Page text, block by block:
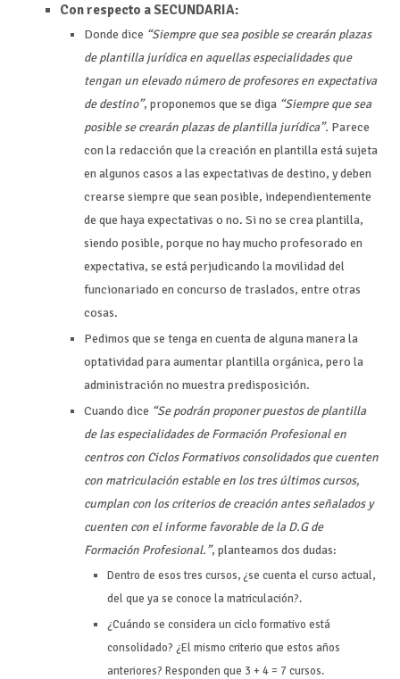
Con respecto a SECUNDARIA:
Donde dice “Siempre que sea posible se crearán plazas
de plantilla jurídica en aquellas especialidades que
tengan un elevado número de profesores en expectativa
de destino”, proponemos que se diga “Siempre que sea
posible se crearán plazas de plantilla jurídica”. Parece
con la redacción que la creación en plantilla está sujeta
en algunos casos a las expectativas de destino, y deben
crearse siempre que sean posible, independientemente
de que haya expectativas o no. Si no se crea plantilla,
siendo posible, porque no hay mucho profesorado en
expectativa, se está perjudicando la movilidad del
funcionariado en concurso de traslados, entre otras
cosas.
Pedimos que se tenga en cuenta de alguna manera la
optatividad para aumentar plantilla orgánica, pero la
administración no muestra predisposición.
Cuando dice “Se podrán proponer puestos de plantilla
de las especialidades de Formación Profesional en
centros con Ciclos Formativos consolidados que cuenten
con matriculación estable en los tres últimos cursos,
cumplan con los criterios de creación antes señalados y
cuenten con el informe favorable de la D.G de
Formación Profesional.”, planteamos dos dudas:
Dentro de esos tres cursos, ¿se cuenta el curso actual,
del que ya se conoce la matriculación?.
¿Cuándo se considera un ciclo formativo está
consolidado? ¿El mismo criterio que estos años
anteriores? Responden que 3 + 4 = 7 cursos.